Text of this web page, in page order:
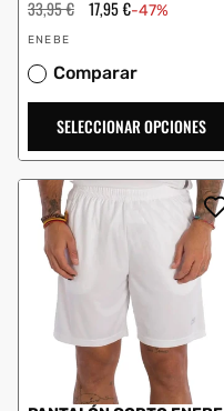
Precio
habitual
33,95 € Precio
de
17,95 €-47%
Proveedor:
ENEBE
Comparar
SELECCIONAR OPCIONES